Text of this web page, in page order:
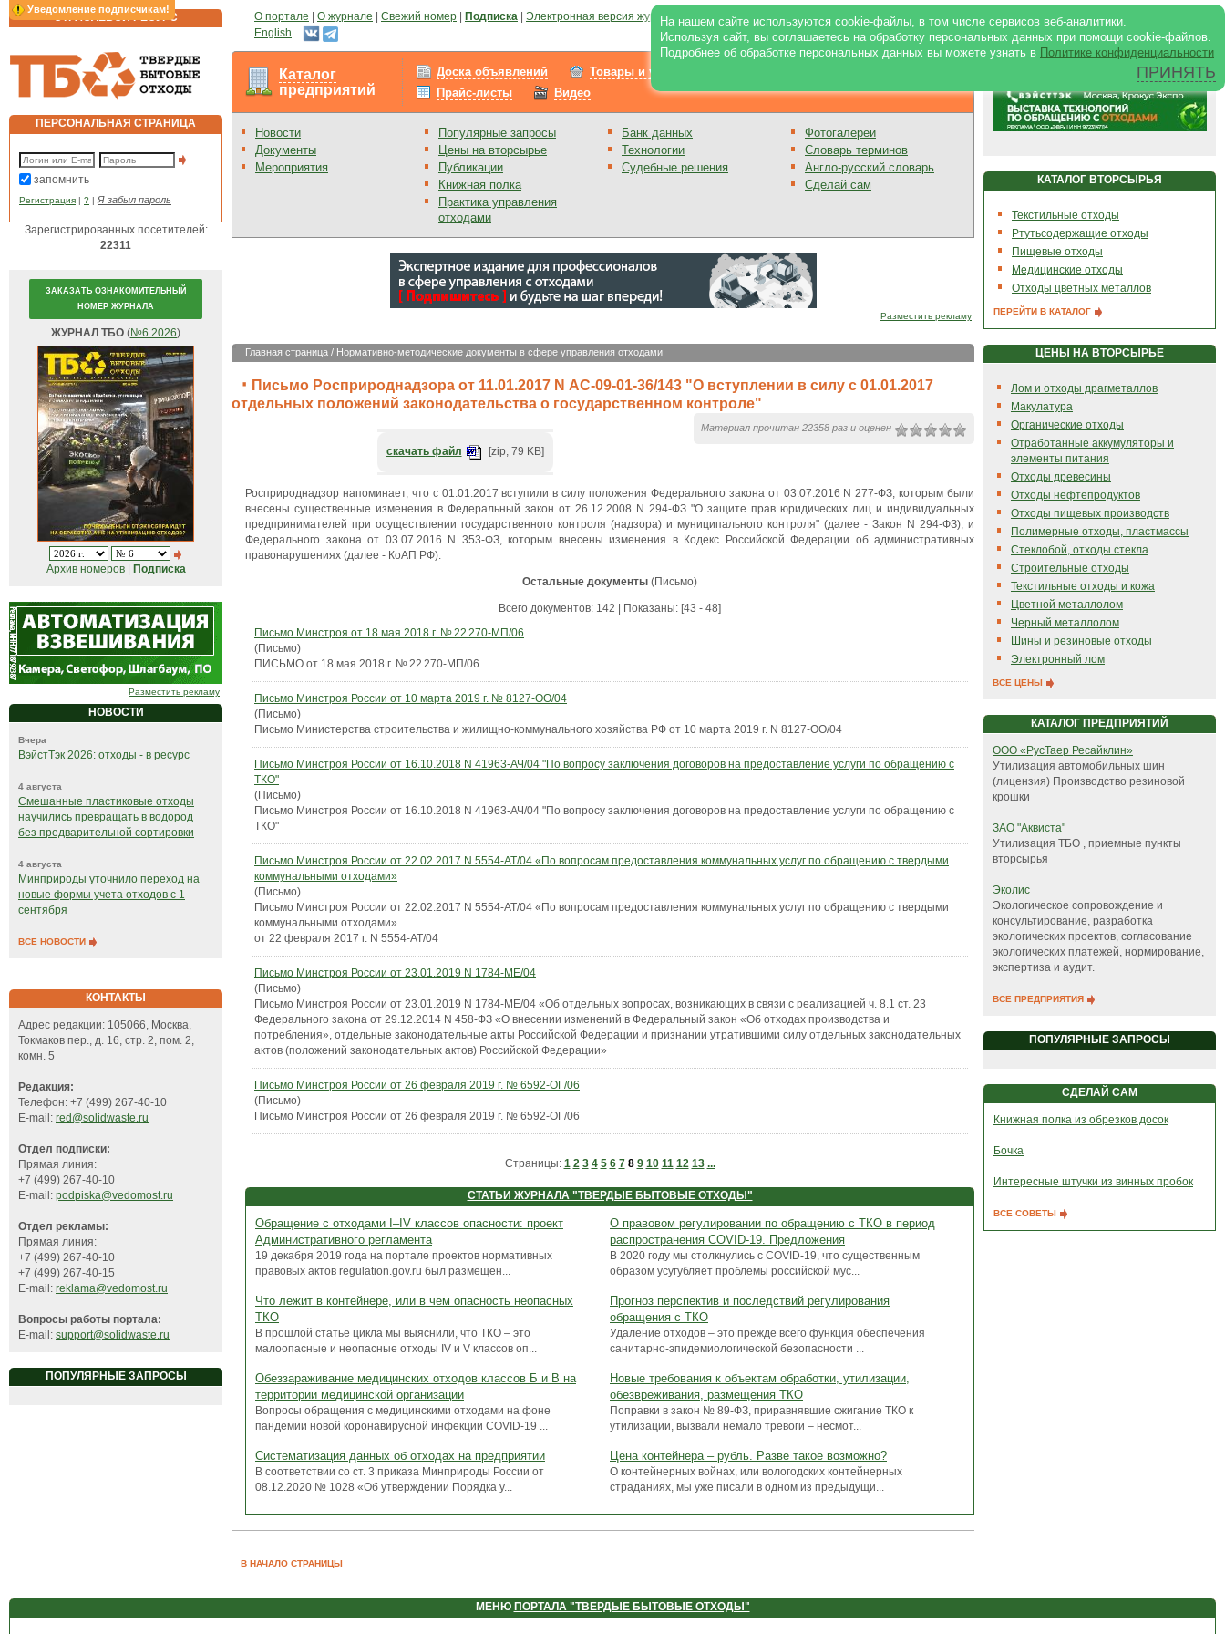
Уведомление подписчикам!
На нашем сайте используются cookie-файлы, в том числе сервисов веб-аналитики.
Используя сайт, вы соглашаетесь на обработку персональных данных при помощи cookie-файлов.
Подробнее об обработке персональных данных вы можете узнать в Политике конфиденциальности
ПРИНЯТЬ
ОТРАСЛЕВОЙ РЕСУРС О портале О журнале Свежий номер Подписка Электронная версия журнала |Отзывы|Реклама на портале|Реклама в журнале |
English
ПЕРСОНАЛЬНАЯ СТРАНИЦА
запомнить
Регистрация | ? | Я забыл пароль
Зарегистрированных посетителей:
22311
ЗАКАЗАТЬ ОЗНАКОМИТЕЛЬНЫЙ
НОМЕР ЖУРНАЛА
ЖУРНАЛ ТБО (№6 2026)
Архив номеров| Подписка
Разместить рекламу
НОВОСТИ
Вчера
ВэйстТэк 2026: отходы - в ресурс
4 августа
Смешанные пластиковые отходы
научились превращать в водород
без предварительной сортировки
4 августа
Минприроды уточнило переход на
новые формы учета отходов с 1
сентября
ВСЕ НОВОСТИ
КОНТАКТЫ
Адрес редакции: 105066, Москва,
Токмаков пер., д. 16, стр. 2, пом. 2,
комн. 5
Редакция:
Телефон: +7 (499) 267-40-10
E-mail: red@solidwaste.ru
Отдел подписки:
Прямая линия:
+7 (499) 267-40-10
E-mail: podpiska@vedomost.ru
Отдел рекламы:
Прямая линия:
+7 (499) 267-40-10
+7 (499) 267-40-15
E-mail: reklama@vedomost.ru
Вопросы работы портала:
E-mail: support@solidwaste.ru
ПОПУЛЯРНЫЕ ЗАПРОСЫ
Каталог
предприятий
Доска объявлений Товары и услуги
Прайс-листы
Видео
Новости
Документы
Мероприятия
Популярные запросы
Цены на вторсырье
Публикации
Книжная полка
Практика управления
отходами
Банк данных
Технологии
Судебные решения
Фотогалереи
Словарь терминов
Англо-русский словарь
Сделай сам
Разместить рекламу
Главная страница / Нормативно-методические документы в сфере управления отходами
Письмо Росприроднадзора от 11.01.2017 N АС-09-01-36/143 "О вступлении в силу с 01.01.2017
отдельных положений законодательства о государственном контроле"
Материал прочитан 22358 раз и оценен
скачать файл [zip, 79 KB]
Росприроднадзор напоминает, что с 01.01.2017 вступили в силу положения Федерального закона от 03.07.2016 N 277-ФЗ, которым были
внесены существенные изменения в Федеральный закон от 26.12.2008 N 294-ФЗ "О защите прав юридических лиц и индивидуальных
предпринимателей при осуществлении государственного контроля (надзора) и муниципального контроля" (далее - Закон N 294-ФЗ), и
Федерального закона от 03.07.2016 N 353-ФЗ, которым внесены изменения в Кодекс Российской Федерации об административных
правонарушениях (далее - КоАП РФ).
Остальные документы (Письмо)
Всего документов: 142 | Показаны: [43 - 48]
Письмо Минстроя от 18 мая 2018 г. № 22 270-МП/06
(Письмо)
ПИСЬМО от 18 мая 2018 г. № 22 270-МП/06
Письмо Минстроя России от 10 марта 2019 г. № 8127-ОО/04
(Письмо)
Письмо Министерства строительства и жилищно-коммунального хозяйства РФ от 10 марта 2019 г. N 8127-ОО/04
Письмо Минстроя России от 16.10.2018 N 41963-АЧ/04 "По вопросу заключения договоров на предоставление услуги по обращению с
ТКО"
(Письмо)
Письмо Минстроя России от 16.10.2018 N 41963-АЧ/04 "По вопросу заключения договоров на предоставление услуги по обращению с
ТКО"
Письмо Минстроя России от 22.02.2017 N 5554-АТ/04 «По вопросам предоставления коммунальных услуг по обращению с твердыми
коммунальными отходами»
(Письмо)
Письмо Минстроя России от 22.02.2017 N 5554-АТ/04 «По вопросам предоставления коммунальных услуг по обращению с твердыми
коммунальными отходами»
от 22 февраля 2017 г. N 5554-АТ/04
Письмо Минстроя России от 23.01.2019 N 1784-МЕ/04
(Письмо)
Письмо Минстроя России от 23.01.2019 N 1784-МЕ/04 «Об отдельных вопросах, возникающих в связи с реализацией ч. 8.1 ст. 23
Федерального закона от 29.12.2014 N 458-ФЗ «О внесении изменений в Федеральный закон «Об отходах производства и
потребления», отдельные законодательные акты Российской Федерации и признании утратившими силу отдельных законодательных
актов (положений законодательных актов) Российской Федерации»
Письмо Минстроя России от 26 февраля 2019 г. № 6592-ОГ/06
(Письмо)
Письмо Минстроя России от 26 февраля 2019 г. № 6592-ОГ/06
Страницы: 1 2 3 4 5 6 7 8 9 10 11 12 13 ...
СТАТЬИ ЖУРНАЛА "ТВЕРДЫЕ БЫТОВЫЕ ОТХОДЫ"
Обращение с отходами I–IV классов опасности: проект
Административного регламента
19 декабря 2019 года на портале проектов нормативных
правовых актов regulation.gov.ru был размещен...
О правовом регулировании по обращению с ТКО в период
распространения COVID-19. Предложения
В 2020 году мы столкнулись с COVID-19, что существенным
образом усугубляет проблемы российской мус...
Что лежит в контейнере, или в чем опасность неопасных
ТКО
В прошлой статье цикла мы выяснили, что ТКО – это
малоопасные и неопасные отходы IV и V классов оп...
Прогноз перспектив и последствий регулирования
обращения с ТКО
Удаление отходов – это прежде всего функция обеспечения
санитарно-эпидемиологической безопасности ...
Обеззараживание медицинских отходов классов Б и В на
территории медицинской организации
Вопросы обращения с медицинскими отходами на фоне
пандемии новой коронавирусной инфекции COVID-19 ...
Новые требования к объектам обработки, утилизации,
обезвреживания, размещения ТКО
Поправки в закон № 89-ФЗ, приравнявшие сжигание ТКО к
утилизации, вызвали немало тревоги – несмот...
Систематизация данных об отходах на предприятии
В соответствии со ст. 3 приказа Минприроды России от
08.12.2020 № 1028 «Об утверждении Порядка у...
Цена контейнера – рубль. Разве такое возможно?
О контейнерных войнах, или вологодских контейнерных
страданиях, мы уже писали в одном из предыдущи...
В НАЧАЛО СТРАНИЦЫ
КАТАЛОГ ВТОРСЫРЬЯ
Текстильные отходы
Ртутьсодержащие отходы
Пищевые отходы
Медицинские отходы
Отходы цветных металлов
ПЕРЕЙТИ В КАТАЛОГ
ЦЕНЫ НА ВТОРСЫРЬЕ
Лом и отходы драгметаллов
Макулатура
Органические отходы
Отработанные аккумуляторы и
элементы питания
Отходы древесины
Отходы нефтепродуктов
Отходы пищевых производств
Полимерные отходы, пластмассы
Стеклобой, отходы стекла
Строительные отходы
Текстильные отходы и кожа
Цветной металлолом
Черный металлолом
Шины и резиновые отходы
Электронный лом
ВСЕ ЦЕНЫ
КАТАЛОГ ПРЕДПРИЯТИЙ
ООО «РусТаер Ресайклин»
Утилизация автомобильных шин
(лицензия) Производство резиновой
крошки
ЗАО "Аквиста"
Утилизация ТБО , приемные пункты
вторсырья
Эколис
Экологическое сопровождение и
консультирование, разработка
экологических проектов, согласование
экологических платежей, нормирование,
экспертиза и аудит.
ВСЕ ПРЕДПРИЯТИЯ
ПОПУЛЯРНЫЕ ЗАПРОСЫ
СДЕЛАЙ САМ
Книжная полка из обрезков досок
Бочка
Интересные штучки из винных пробок
ВСЕ СОВЕТЫ
МЕНЮ ПОРТАЛА "ТВЕРДЫЕ БЫТОВЫЕ ОТХОДЫ"